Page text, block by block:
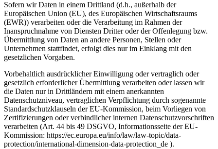
Sofern wir Daten in einem Drittland (d.h., außerhalb der
Europäischen Union (EU), des Europäischen Wirtschaftsraums
(EWR)) verarbeiten oder die Verarbeitung im Rahmen der
Inanspruchnahme von Diensten Dritter oder der Offenlegung bzw.
Übermittlung von Daten an andere Personen, Stellen oder
Unternehmen stattfindet, erfolgt dies nur im Einklang mit den
gesetzlichen Vorgaben.
Vorbehaltlich ausdrücklicher Einwilligung oder vertraglich oder
gesetzlich erforderlicher Übermittlung verarbeiten oder lassen wir
die Daten nur in Drittländern mit einem anerkannten
Datenschutzniveau, vertraglichen Verpflichtung durch sogenannte
Standardschutzklauseln der EU-Kommission, beim Vorliegen von
Zertifizierungen oder verbindlicher internen Datenschutzvorschriften
verarbeiten (Art. 44 bis 49 DSGVO, Informationsseite der EU-
Kommission: https://ec.europa.eu/info/law/law-topic/data-
protection/international-dimension-data-protection_de ).